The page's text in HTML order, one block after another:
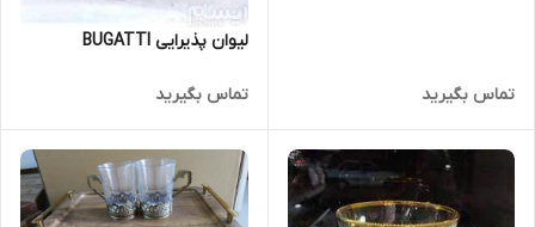
تماس بگیرید
لیوان پذیرایی BUGATTI
تماس بگیرید